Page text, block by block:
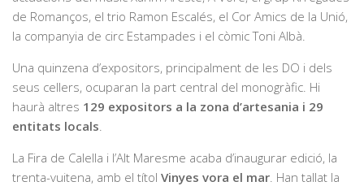
de Romanços, el trio Ramon Escalés, el Cor Amics de la Unió,
la companyia de circ Estampades i el còmic Toni Albà.
Una quinzena d’expositors, principalment de les DO i dels
seus cellers, ocuparan la part central del monogràfic. Hi
haurà altres 129 expositors a la zona d’artesania i 29
entitats locals
La Fira de Calella i l’Alt Maresme acaba d’inaugurar edició, la
trenta-vuitena, amb el títol Vinyes vora el mar . Han tallat la